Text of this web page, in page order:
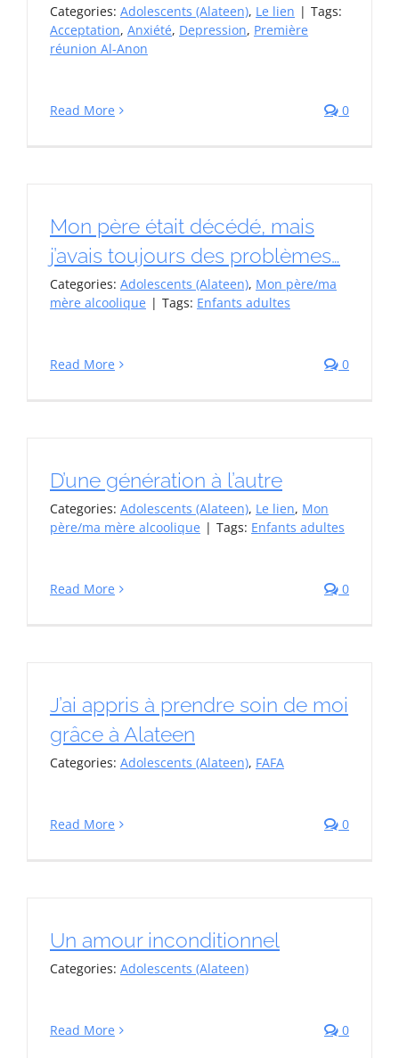
Categories: Adolescents (Alateen), Le lien | Tags:
Acceptation, Anxiété, Depression, Première
réunion Al-Anon
Read More 0
Mon père était décédé, mais
j’avais toujours des problèmes…
Categories: Adolescents (Alateen), Mon père/ma
mère alcoolique | Tags: Enfants adultes
Read More 0
D’une génération à l’autre
Categories: Adolescents (Alateen), Le lien, Mon
père/ma mère alcoolique | Tags: Enfants adultes
Read More 0
J’ai appris à prendre soin de moi
grâce à Alateen
Categories: Adolescents (Alateen), FAFA
Read More 0
Un amour inconditionnel
Categories: Adolescents (Alateen)
Read More 0